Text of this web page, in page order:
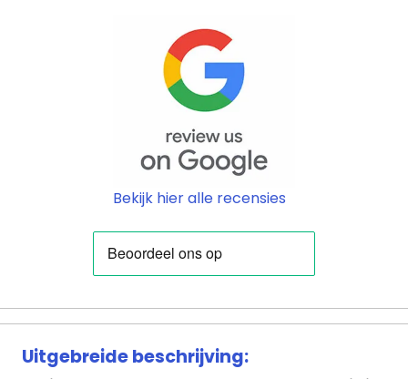
Bekijk hier alle recensies
Uitgebreide beschrijving: